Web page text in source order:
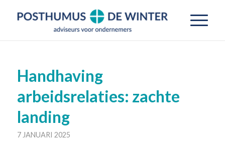
Handhaving
arbeidsrelaties: zachte
landing
7 JANUARI 2025